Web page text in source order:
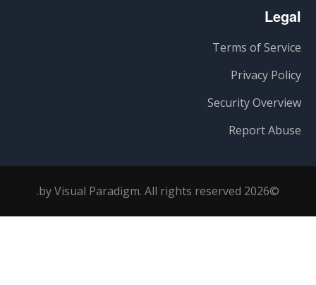
Legal
Terms of Service
Privacy Policy
Security Overview
Report Abuse
©2026 by Visual Paradigm. All rights reserved.